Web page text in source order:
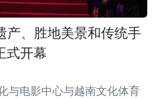
产、胜地美景和传统手
式开幕
与电影中心与越南文化体育